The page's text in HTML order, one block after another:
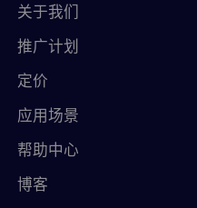
关于我们
推广计划
定价
应用场景
帮助中心
博客